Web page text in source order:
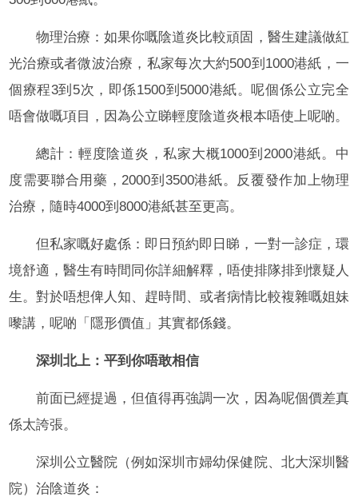
物理治療：如果你嘅陰道炎比較頑固，醫生建議做紅
光治療或者微波治療，私家每次大約500到1000港紙，一
個療程3到5次，即係1500到5000港紙。呢個係公立完全
唔會做嘅項目，因為公立睇輕度陰道炎根本唔使上呢啲。
總計：輕度陰道炎，私家大概1000到2000港紙。中
度需要聯合用藥，2000到3500港紙。反覆發作加上物理
治療，隨時4000到8000港紙甚至更高。
但私家嘅好處係：即日預約即日睇，一對一診症，環
境舒適，醫生有時間同你詳細解釋，唔使排隊排到懷疑人
生。對於唔想俾人知、趕時間、或者病情比較複雜嘅姐妹
嚟講，呢啲「隱形價值」其實都係錢。
深圳北上：平到你唔敢相信
前面已經提過，但值得再強調一次，因為呢個價差真
係太誇張。
深圳公立醫院（例如深圳市婦幼保健院、北大深圳醫
院）治陰道炎：